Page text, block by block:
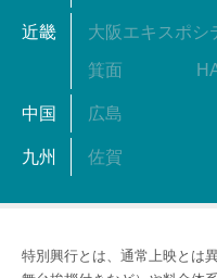
近畿 大阪エキスポシ
箕面
中国 広島
九州 佐賀
特別興行とは、通常上映とは